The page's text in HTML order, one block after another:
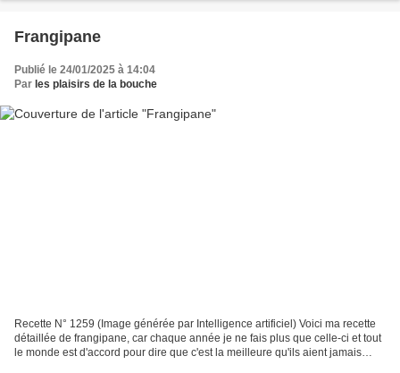
Frangipane
Publié le 24/01/2025 à 14:04
Par les plaisirs de la bouche
Recette N° 1259 (Image générée par Intelligence artificiel) Voici ma recette
détaillée de frangipane, car chaque année je ne fais plus que celle-ci et tout
le monde est d'accord pour dire que c'est la meilleure qu'ils aient jamais